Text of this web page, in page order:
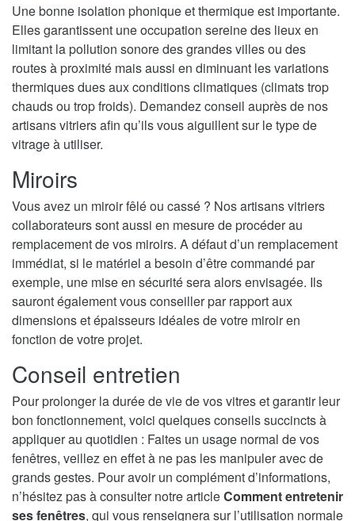
Une bonne isolation phonique et thermique est importante.
Elles garantissent une occupation sereine des lieux en
limitant la pollution sonore des grandes villes ou des
routes à proximité mais aussi en diminuant les variations
thermiques dues aux conditions climatiques (climats trop
chauds ou trop froids). Demandez conseil auprès de nos
artisans vitriers afin qu’ils vous aiguillent sur le type de
vitrage à utiliser.
Miroirs
Vous avez un miroir fêlé ou cassé ? Nos artisans vitriers
collaborateurs sont aussi en mesure de procéder au
remplacement de vos miroirs. A défaut d’un remplacement
immédiat, si le matériel a besoin d’être commandé par
exemple, une mise en sécurité sera alors envisagée. Ils
sauront également vous conseiller par rapport aux
dimensions et épaisseurs idéales de votre miroir en
fonction de votre projet.
Conseil entretien
Pour prolonger la durée de vie de vos vitres et garantir leur
bon fonctionnement, voici quelques conseils succincts à
appliquer au quotidien : Faites un usage normal de vos
fenêtres, veillez en effet à ne pas les manipuler avec de
grands gestes. Pour avoir un complément d’informations,
n’hésitez pas à consulter notre articleComment entretenir
ses fenêtres, qui vous renseignera sur l’utilisation normale